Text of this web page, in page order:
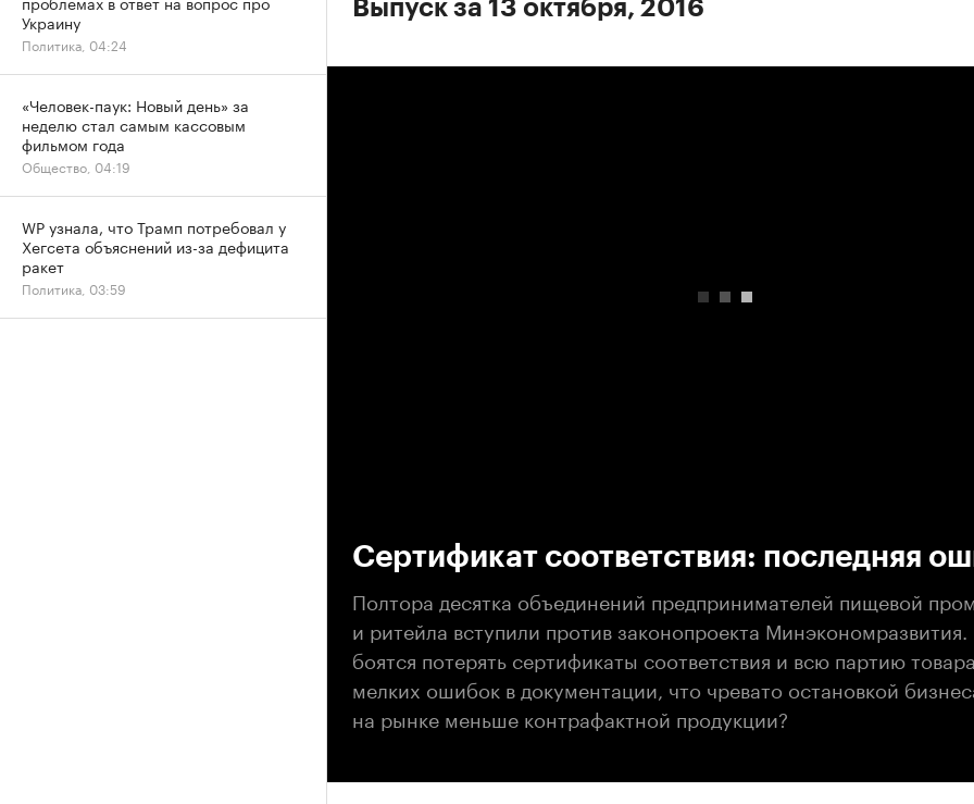
Выпуск за 13 октября, 2016
Сертификат соответствия: последняя
Полтора десятка объединений предпринимателей пищевой
и ритейла вступили против законопроекта
боятся потерять сертификаты соответствия и всю партию
мелких ошибок в документации, что чревато остановкой
на рынке меньше контрафактной продукции?
Украину
Политика, 04:24
«Человек-паук: Новый день» за
неделю стал самым кассовым
фильмом года
Общество, 04:19
WP узнала, что Трамп потребовал у
Хегсета объяснений из-за дефицита
ракет
Политика, 03:59